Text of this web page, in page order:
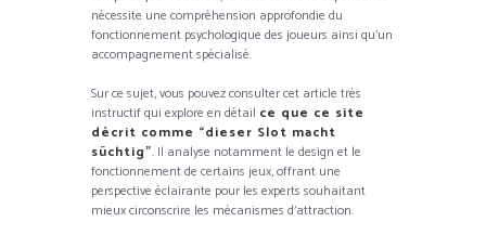
nécessite une compréhension approfondie du
fonctionnement psychologique des joueurs ainsi qu’un
accompagnement spécialisé.
Sur ce sujet, vous pouvez consulter cet article très
instructif qui explore en détail ce que ce site
décrit comme “dieser Slot macht
süchtig”. Il analyse notamment le design et le
fonctionnement de certains jeux, offrant une
perspective éclairante pour les experts souhaitant
mieux circonscrire les mécanismes d’attraction.